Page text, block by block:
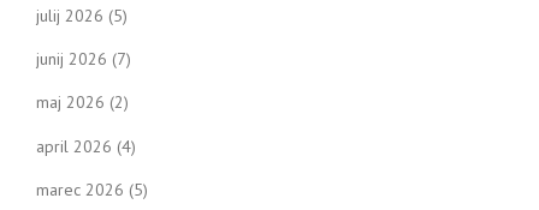
julij 2026 (5)
junij 2026 (7)
maj 2026 (2)
april 2026 (4)
marec 2026 (5)